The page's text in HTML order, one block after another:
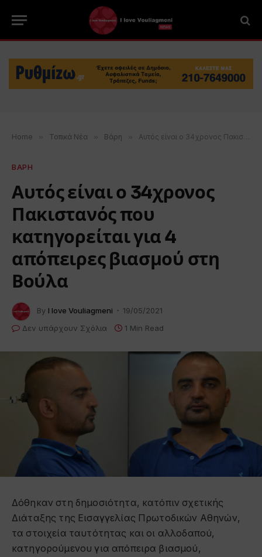
Home » Τοπικά Νέα » Βάρη » Αυτός είναι ο 34χρονος Πακιστανός που κατηγορείται για 4 απόπειρες βιασμού στη Βούλα
ΒΑΡΗ
Αυτός είναι ο 34χρονος
Πακιστανός που
κατηγορείται για 4
απόπειρες βιασμού στη
Βούλα
By I love Vouliagmeni
19/05/2021
Δεν υπάρχουν Σχόλια
1 Min Read
Δόθηκαν στη δημοσιότητα, κατόπιν σχετικής
Διάταξης της Εισαγγελίας Πρωτοδικών Αθηνών,
τα στοιχεία ταυτότητας και οι αλλοδαπού,
κατηγορούμενου για απόπειρα βιασμού,